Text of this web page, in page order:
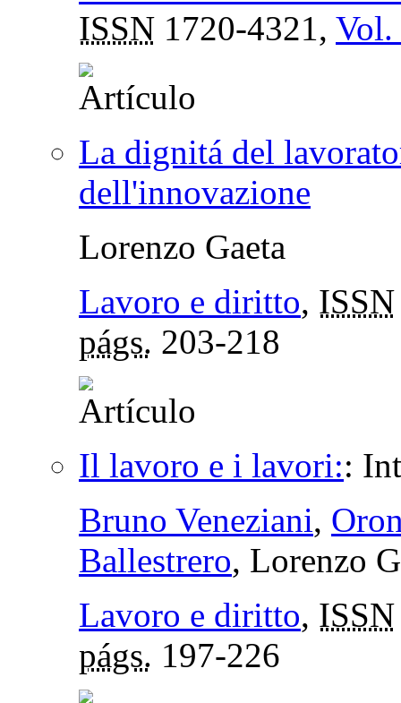
ISSN 1720-4321, Vol.
La dignitá del
dell'innovazione
Lorenzo Gaeta
Lavoro e diritto, ISSN
págs. 203-218
Il lavoro e i lavori::
Bruno Veneziani,
Ballestrero, Lorenzo
Lavoro e diritto, ISSN
págs. 197-226